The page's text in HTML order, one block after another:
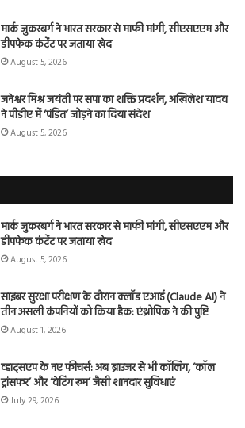
मार्क जुकरबर्ग ने भारत सरकार से माफी मांगी, सीएसएएम और
डीपफेक कंटेंट पर जताया खेद
August 5, 2026
जनेश्वर मिश्र जयंती पर सपा का शक्ति प्रदर्शन, अखिलेश यादव
ने पीडीए में ‘पंडित’ जोड़ने का दिया संदेश
August 5, 2026
मार्क जुकरबर्ग ने भारत सरकार से माफी मांगी, सीएसएएम और
डीपफेक कंटेंट पर जताया खेद
August 5, 2026
साइबर सुरक्षा परीक्षण के दौरान क्लॉड एआई (Claude AI) ने
तीन असली कंपनियों को किया हैक: एंथ्रोपिक ने की पुष्टि
August 1, 2026
व्हाट्सएप के नए फीचर्स: अब ब्राउजर से भी कॉलिंग, ‘कॉल
ट्रांसफर’ और ‘वेटिंग रूम’ जैसी शानदार सुविधाएं
July 29, 2026